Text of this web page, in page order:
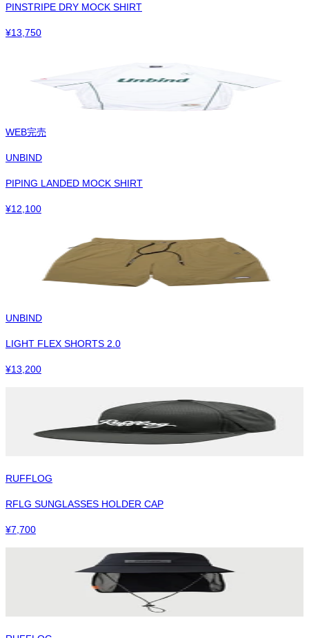
PINSTRIPE DRY MOCK SHIRT
¥13,750
WEB完売
UNBIND
PIPING LANDED MOCK SHIRT
¥12,100
UNBIND
LIGHT FLEX SHORTS 2.0
¥13,200
RUFFLOG
RFLG SUNGLASSES HOLDER CAP
¥7,700